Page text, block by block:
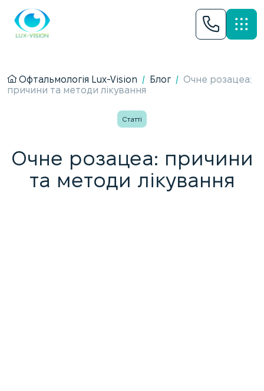
Офтальмологія Lux-Vision / Блог / Очне розацеа:
причини та методи лікування
Статті
Очне розацеа: причини
та методи лікування